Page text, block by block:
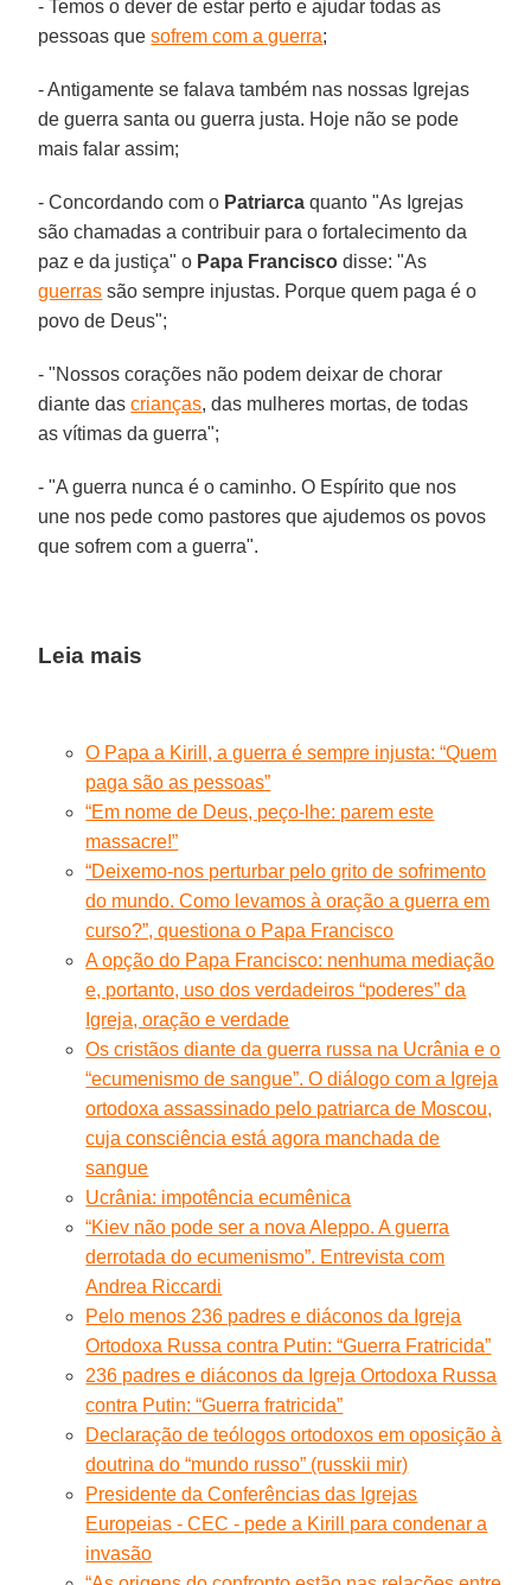
- Temos o dever de estar perto e ajudar todas as
pessoas quesofrem com a guerra;
- Antigamente se falava também nas nossas Igrejas
de guerra santa ou guerra justa. Hoje não se pode
mais falar assim;
- Concordando com o Patriarca quanto "As Igrejas
são chamadas a contribuir para o fortalecimento da
paz e da justiça" o Papa Francisco disse: "As
guerras são sempre injustas. Porque quem paga é o
povo de Deus";
- "Nossos corações não podem deixar de chorar
diante dascrianças, das mulheres mortas, de todas
as vítimas da guerra";
- "A guerra nunca é o caminho. O Espírito que nos
une nos pede como pastores que ajudemos os povos
que sofrem com a guerra".
Leia mais
O Papa a Kirill, a guerra é sempre injusta: “Quem
paga são as pessoas”
“Em nome de Deus, peço-lhe: parem este
massacre!”
“Deixemo-nos perturbar pelo grito de sofrimento
do mundo. Como levamos à oração a guerra em
curso?”, questiona o Papa Francisco
A opção do Papa Francisco: nenhuma mediação
e, portanto, uso dos verdadeiros “poderes” da
Igreja, oração e verdade
Os cristãos diante da guerra russa na Ucrânia e o
“ecumenismo de sangue”. O diálogo com a Igreja
ortodoxa assassinado pelo patriarca de Moscou,
cuja consciência está agora manchada de
sangue
Ucrânia: impotência ecumênica
“Kiev não pode ser a nova Aleppo. A guerra
derrotada do ecumenismo”. Entrevista com
Andrea Riccardi
Pelo menos 236 padres e diáconos da Igreja
Ortodoxa Russa contra Putin: “Guerra Fratricida”
236 padres e diáconos da Igreja Ortodoxa Russa
contra Putin: “Guerra fratricida”
Declaração de teólogos ortodoxos em oposição à
doutrina do “mundo russo” (russkii mir)
Presidente da Conferências das Igrejas
Europeias - CEC - pede a Kirill para condenar a
invasão